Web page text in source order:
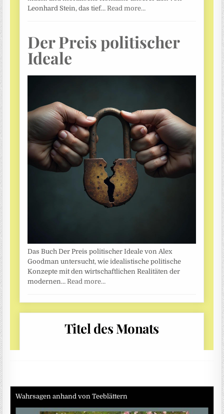
Wahrsagen anhand von Teeblättern